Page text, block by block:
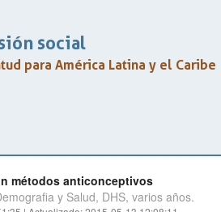
social
para América Latina y el Caribe
métodos anticonceptivos
y Salud, DHS, varios años.